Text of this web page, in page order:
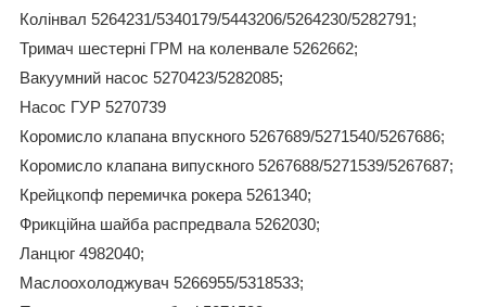
Колінвал 5264231/5340179/5443206/5264230/5282791;
Тримач шестерні ГРМ на коленвале 5262662;
Вакуумний насос 5270423/5282085;
Насос ГУР 5270739
Коромисло клапана впускного 5267689/5271540/5267686;
Коромисло клапана випускного 5267688/5271539/5267687;
Крейцкопф перемичка рокера 5261340;
Фрикційна шайба распредвала 5262030;
Ланцюг 4982040;
Маслоохолоджувач 5266955/5318533;